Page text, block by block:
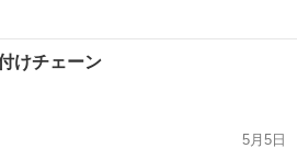
けチェーン
5月5日